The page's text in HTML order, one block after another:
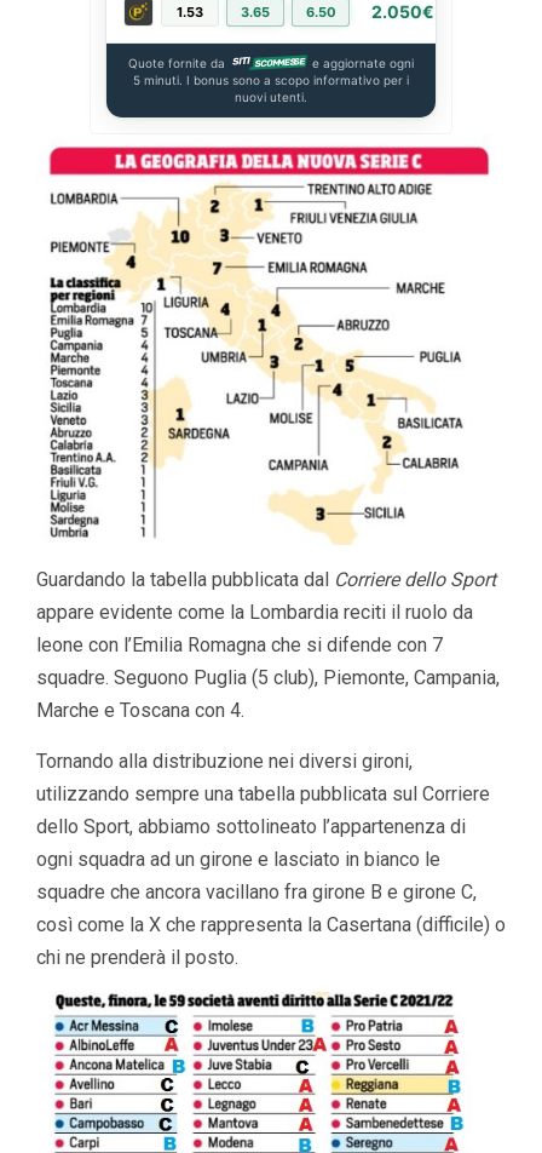
1.53 3.65 6.50 2.050€
Quote fornite da
e aggiornate ogni
5 minuti. I bonus sono a scopo informativo per i
nuovi utenti.
Guardando la tabella pubblicata dal Corriere dello Sport
appare evidente come la Lombardia reciti il ruolo da
leone con l’Emilia Romagna che si difende con 7
squadre. Seguono Puglia (5 club), Piemonte, Campania,
Marche e Toscana con 4.
Tornando alla distribuzione nei diversi gironi,
utilizzando sempre una tabella pubblicata sul Corriere
dello Sport, abbiamo sottolineato l’appartenenza di
ogni squadra ad un girone e lasciato in bianco le
squadre che ancora vacillano fra girone B e girone C,
così come la X che rappresenta la Casertana (difficile) o
chi ne prenderà il posto.